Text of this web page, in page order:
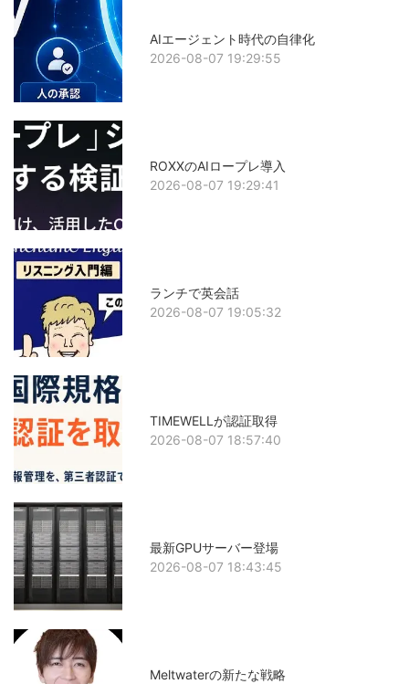
AIエージェント時代の自律化
2026-08-07 19:29:55
ROXXのAIロープレ導入
2026-08-07 19:29:41
ランチで英会話
2026-08-07 19:05:32
TIMEWELLが認証取得
2026-08-07 18:57:40
最新GPUサーバー登場
2026-08-07 18:43:45
Meltwaterの新たな戦略